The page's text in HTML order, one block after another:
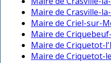
Maire de Crasville-
Maire de Criel-sur-
Maire de
Maire de Criquetot-
Maire de Criquetot-